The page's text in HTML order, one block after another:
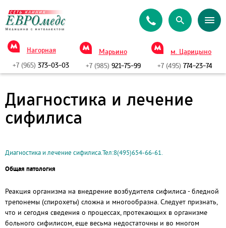
Нагорная
+7 (965) 373-03-03
Марьино
+7 (985)921-75-99
м. Царицыно
+7 (495) 774-23-74
Диагностика и лечение
сифилиса
Диагностика и лечение сифилиса.Тел:8(495)654-66-61.
Общая патология
Реакция организма на внедрение возбудителя сифилиса - бледной
трепонемы (спирохеты) сложна и многообразна. Следует признать,
что и сегодня сведения о процессах, протекающих в организме
больного сифилисом, еще весьма недостаточны и во многом